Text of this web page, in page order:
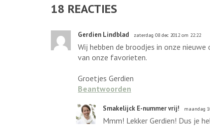
18 REACTIES
Gerdien Lindblad zaterdag 08 dec 2012 om 22:22
Wij hebben de broodjes in onze
van onze favorieten.
Groetjes Gerdien
Beantwoorden
Smakelijck E-nummer vrij! maandag
Mmm! Lekker Gerdien! Dus je